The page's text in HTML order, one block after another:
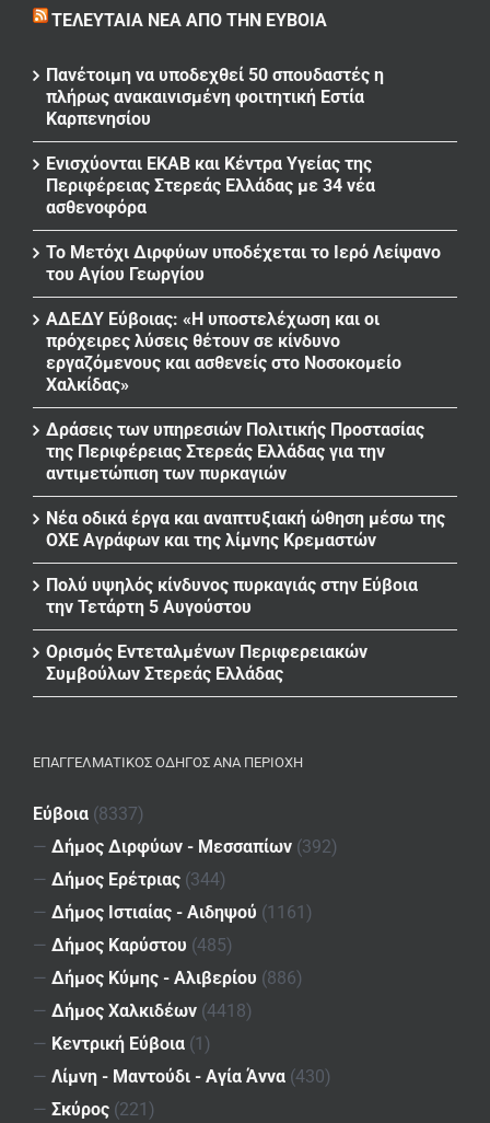
ΤΕΛΕΥΤΑΊΑ ΝΈΑ ΑΠΌ ΤΗΝ ΕΎΒΟΙΑ
Πανέτοιμη να υποδεχθεί 50 σπουδαστές η
πλήρως ανακαινισμένη φοιτητική Εστία
Καρπενησίου
Ενισχύονται ΕΚΑΒ και Κέντρα Υγείας της
Περιφέρειας Στερεάς Ελλάδας με 34 νέα
ασθενοφόρα
Το Μετόχι Διρφύων υποδέχεται το Ιερό Λείψανο
του Αγίου Γεωργίου
ΑΔΕΔΥ Εύβοιας: «Η υποστελέχωση και οι
πρόχειρες λύσεις θέτουν σε κίνδυνο
εργαζόμενους και ασθενείς στο Νοσοκομείο
Χαλκίδας»
Δράσεις των υπηρεσιών Πολιτικής Προστασίας
της Περιφέρειας Στερεάς Ελλάδας για την
αντιμετώπιση των πυρκαγιών
Νέα οδικά έργα και αναπτυξιακή ώθηση μέσω της
ΟΧΕ Αγράφων και της λίμνης Κρεμαστών
Πολύ υψηλός κίνδυνος πυρκαγιάς στην Εύβοια
την Τετάρτη 5 Αυγούστου
Ορισμός Εντεταλμένων Περιφερειακών
Συμβούλων Στερεάς Ελλάδας
ΕΠΑΓΓΕΛΜΑΤΙΚΌΣ ΟΔΗΓΌΣ ΑΝΆ ΠΕΡΙΟΧΉ
Εύβοια (8337)
— Δήμος Διρφύων - Μεσσαπίων (392)
— Δήμος Ερέτριας (344)
— Δήμος Ιστιαίας - Αιδηψού (1161)
— Δήμος Καρύστου (485)
— Δήμος Κύμης - Αλιβερίου (886)
— Δήμος Χαλκιδέων (4418)
— Κεντρική Εύβοια (1)
— Λίμνη - Μαντούδι - Αγία Άννα (430)
— Σκύρος (221)